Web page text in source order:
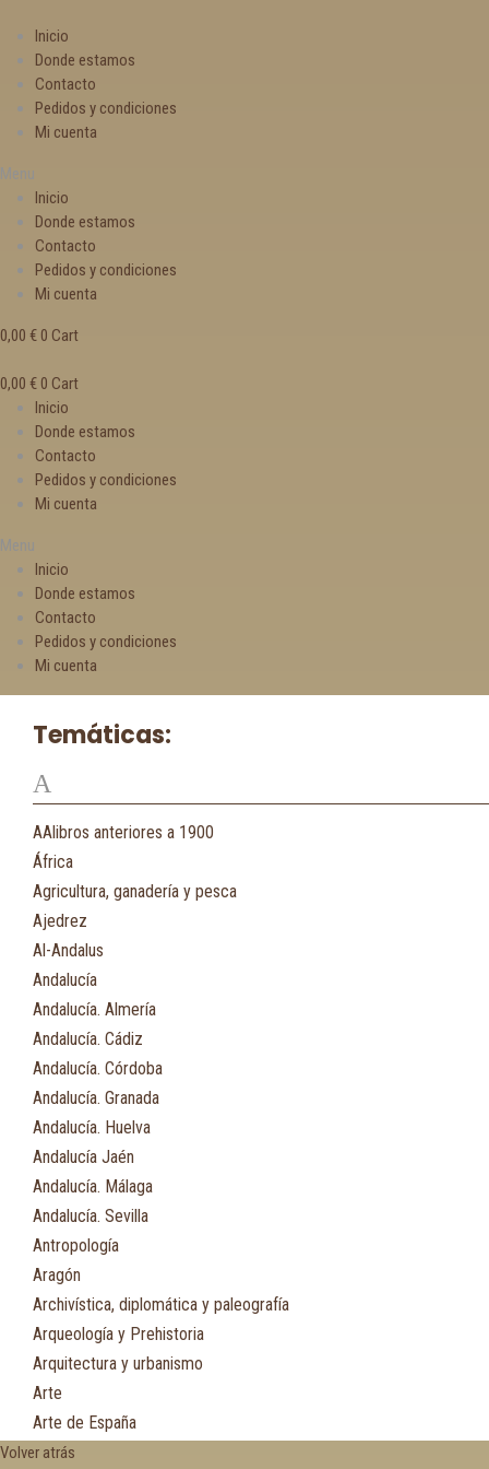
Inicio
Donde estamos
Contacto
Pedidos y condiciones
Mi cuenta
Menu
Inicio
Donde estamos
Contacto
Pedidos y condiciones
Mi cuenta
0,00 € 0 Cart
0,00 € 0 Cart
Inicio
Donde estamos
Contacto
Pedidos y condiciones
Mi cuenta
Menu
Inicio
Donde estamos
Contacto
Pedidos y condiciones
Mi cuenta
Temáticas:
A
AAlibros anteriores a 1900
África
Agricultura, ganadería y pesca
Ajedrez
Al-Andalus
Andalucía
Andalucía. Almería
Andalucía. Cádiz
Andalucía. Córdoba
Andalucía. Granada
Andalucía. Huelva
Andalucía Jaén
Andalucía. Málaga
Andalucía. Sevilla
Antropología
Aragón
Archivística, diplomática y paleografía
Arqueología y Prehistoria
Arquitectura y urbanismo
Arte
Arte de España
Asia
Volver atrás